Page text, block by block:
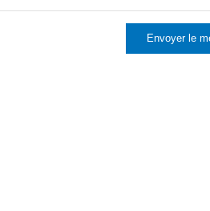
Envoyer le